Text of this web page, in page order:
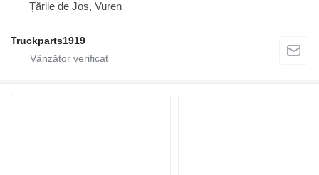
Țările de Jos, Vuren
Truckparts1919